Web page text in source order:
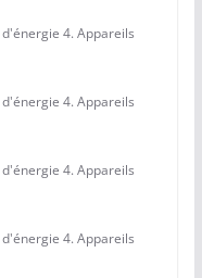
4. Appareils
4. Appareils
4. Appareils
4. Appareils